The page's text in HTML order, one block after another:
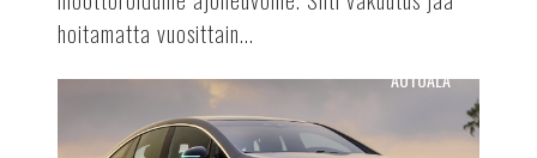
hoitamatta vuosittain...
Automaattiajamisen
lähitulevaisuus
AUTOALA